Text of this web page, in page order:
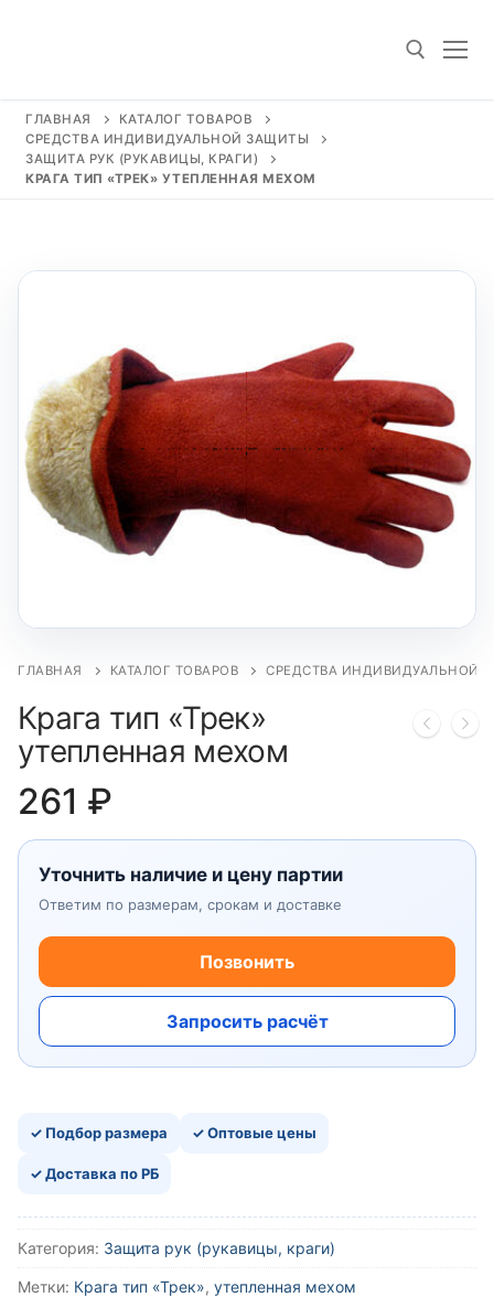
ГЛАВНАЯ
КАТАЛОГ ТОВАРОВ
СРЕДСТВА ИНДИВИДУАЛЬНОЙ ЗАЩИТЫ
ЗАЩИТА РУК (РУКАВИЦЫ, КРАГИ)
КРАГА ТИП «ТРЕК» УТЕПЛЕННАЯ МЕХОМ
ГЛАВНАЯ КАТАЛОГ ТОВАРОВ СРЕДСТВА ИНДИВИДУАЛЬНОЙ
Крага тип «Трек»
утепленная мехом
261 ₽
Уточнить наличие и цену партии
Ответим по размерам, срокам и доставке
Позвонить
Запросить расчёт
✓ Подбор размера ✓ Оптовые цены
✓ Доставка по РБ
Категория: Защита рук (рукавицы, краги)
Метки: Крага тип «Трек», утепленная мехом